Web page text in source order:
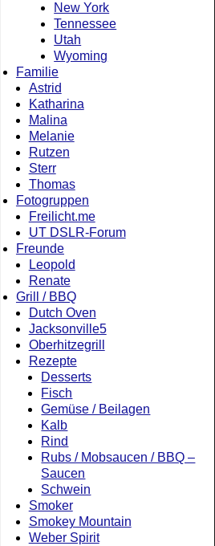
New York
Tennessee
Utah
Wyoming
Familie
Astrid
Katharina
Malina
Melanie
Rutzen
Sterr
Thomas
Fotogruppen
Freilicht.me
UT DSLR-Forum
Freunde
Leopold
Renate
Grill / BBQ
Dutch Oven
Jacksonville5
Oberhitzegrill
Rezepte
Desserts
Fisch
Gemüse / Beilagen
Kalb
Rind
Rubs / Mobsaucen / BBQ –
Saucen
Schwein
Smoker
Smokey Mountain
Weber Spirit